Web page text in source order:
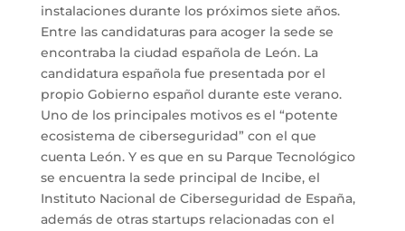
instalaciones durante los próximos siete años.
Entre las candidaturas para acoger la sede se
encontraba la ciudad española de León. La
candidatura española fue presentada por el
propio Gobierno español durante este verano.
Uno de los principales motivos es el “potente
ecosistema de ciberseguridad” con el que
cuenta León. Y es que en su Parque Tecnológico
se encuentra la sede principal de Incibe, el
Instituto Nacional de Ciberseguridad de España,
además de otras startups relacionadas con el